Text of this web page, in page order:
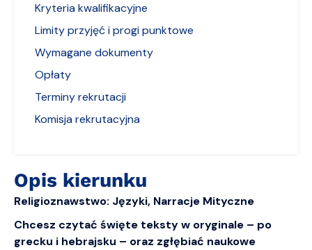
Opis kierunku
Religioznawstwo: Języki, Narracje Mityczne
Chcesz czytać święte teksty w oryginale – po
grecku i hebrajsku – oraz zgłębiać naukowe
Kryteria kwalifikacyjne
Limity przyjęć i progi punktowe
Wymagane dokumenty
Opłaty
Terminy rekrutacji
Komisja rekrutacyjna